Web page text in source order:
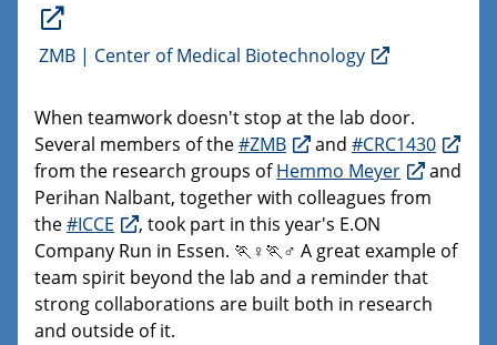
ZMB | Center of Medical Biotechnology
When teamwork doesn't stop at the lab door.
Several members of the#ZMB and #CRC1430
from the research groups ofHemmo Meyer
and
Perihan Nalbant, together with colleagues from
the#ICCE
, took part in this year's E.ON
Company Run in Essen. 🏃♀️🏃♂️ A great example of
team spirit beyond the lab and a reminder that
strong collaborations are built both in research
and outside of it.